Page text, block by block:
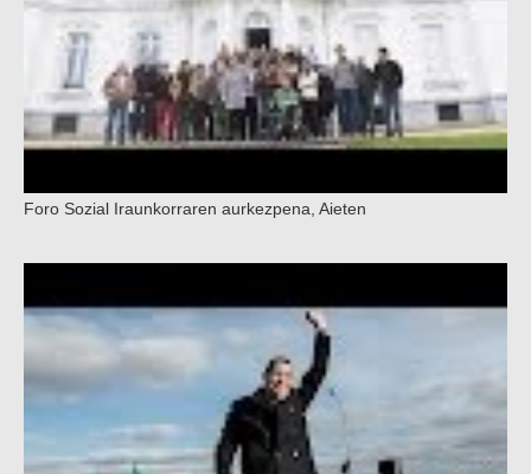
Foro Sozial Iraunkorraren aurkezpena, Aieten